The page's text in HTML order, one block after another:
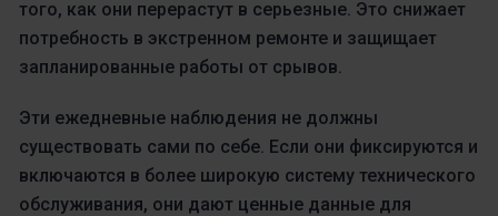
того, как они перерастут в серьезные. Это снижает
потребность в экстренном ремонте и защищает
запланированные работы от срывов.
Эти ежедневные наблюдения не должны
существовать сами по себе. Если они фиксируются и
включаются в более широкую систему технического
обслуживания, они дают ценные данные для